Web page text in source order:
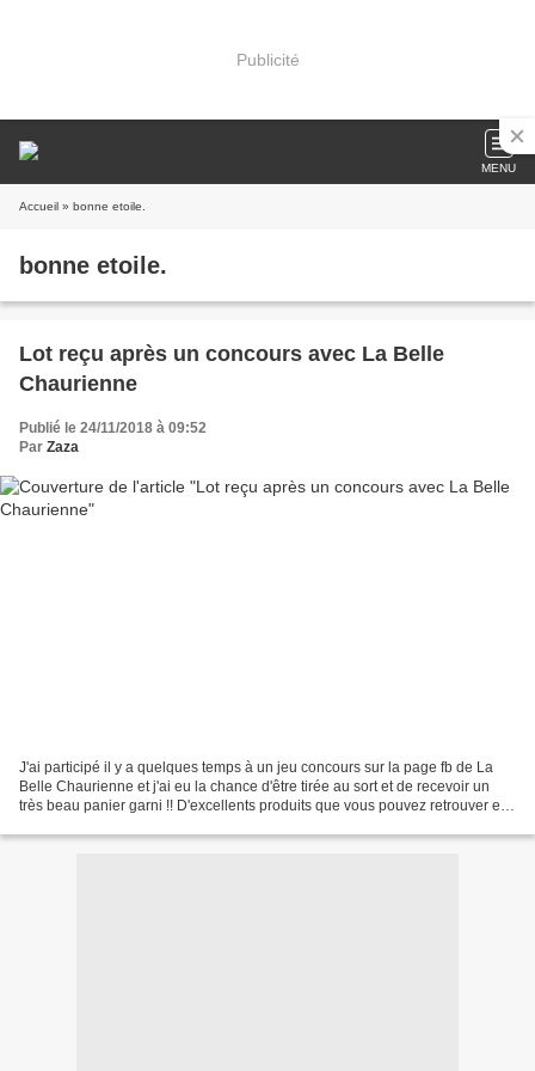
Publicité
MENU
Accueil » bonne etoile.
bonne etoile.
Lot reçu après un concours avec La Belle
Chaurienne
Publié le 24/11/2018 à 09:52
Par Zaza
J'ai participé il y a quelques temps à un jeu concours sur la page fb de La
Belle Chaurienne et j'ai eu la chance d'être tirée au sort et de recevoir un
très beau panier garni !! D'excellents produits que vous pouvez retrouver en